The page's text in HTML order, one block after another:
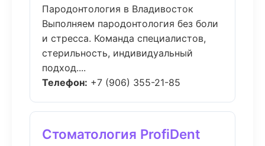
Пародонтология в Владивосток
Выполняем пародонтология без боли
и стресса. Команда специалистов,
стерильность, индивидуальный
подход....
Телефон: +7 (906) 355-21-85
Стоматология ProfiDent